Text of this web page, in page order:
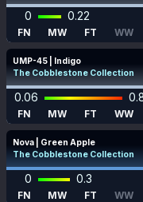
0 0.22
FN MW FT WW
UMP-45 | Indigo
The Cobblestone Collection
0.06
FN MW FT WW
Nova | Green Apple
The Cobblestone Collection
0 0.3
FN MW FT WW